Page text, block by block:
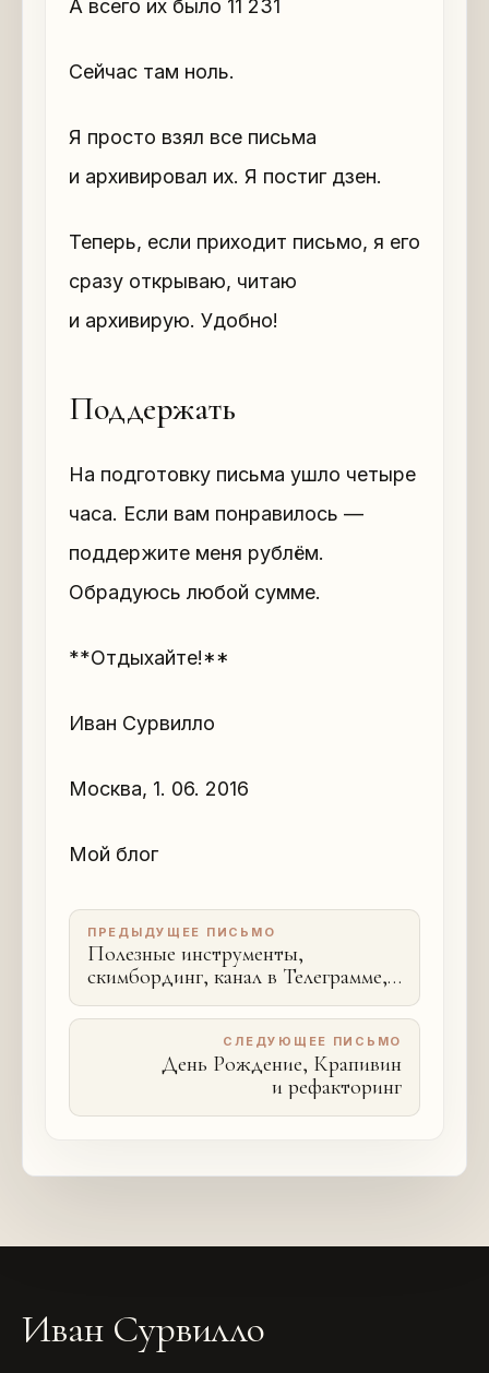
А всего их было 11 231
Сейчас там ноль.
Я просто взял все письма
и архивировал их. Я постиг дзен.
Теперь, если приходит письмо, я его
сразу открываю, читаю
и архивирую. Удобно!
Поддержать
На подготовку письма ушло четыре
часа. Если вам понравилось —
поддержите меня рублём.
Обрадуюсь любой сумме.
**Отдыхайте!**
Иван Сурвилло
Москва, 1. 06. 2016
Мой блог
ПРЕДЫДУЩЕЕ ПИСЬМО
Полезные инструменты,
скимбординг, канал в Телеграмме,
метромарафон, МакБук Эйр,
бирюзовые организации и Биван
СЛЕДУЮЩЕЕ ПИСЬМО
День Рождение, Крапивин
и рефакторинг
Иван Сурвилло